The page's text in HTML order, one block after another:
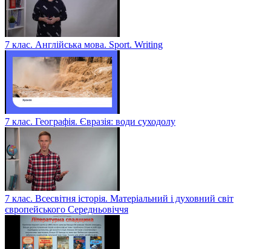
7 клас. Англійська мова. Sport. Writing
7 клас. Географія. Євразія: води суходолу
7 клас. Всесвітня історія. Матеріальний і духовний світ
європейського Середньовіччя